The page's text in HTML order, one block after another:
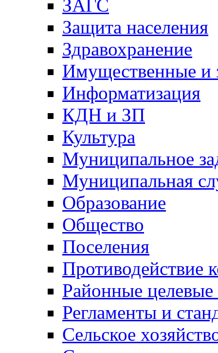
ЗАГС
Защита населения
Здравохранение
Имущественные и
Информатизация
КДН и ЗП
Культура
Муниципальное
Муниципальная
Образование
Общество
Поселения
Противодействие
Районные
Регламенты и
Сельское